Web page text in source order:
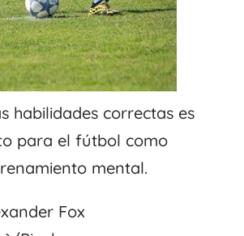
habilidades correctas es
para el fútbol como
mental.
Fox